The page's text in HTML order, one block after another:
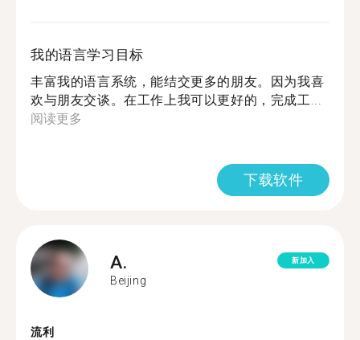
我的语言学习目标
丰富我的语言系统，能结交更多的朋友。因为我喜
欢与朋友交谈。在工作上我可以更好的，完成工...
阅读更多
下载软件
A.
Beijing
新加入
流利